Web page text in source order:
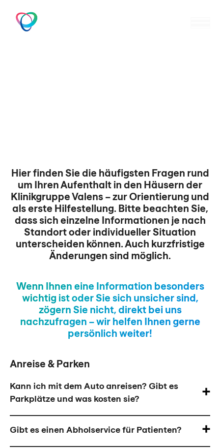
Inhalt
springen
Hier finden Sie die häufigsten Fragen rund
um Ihren Aufenthalt in den Häusern der
Klinikgruppe Valens – zur Orientierung und
als erste Hilfestellung. Bitte beachten Sie,
dass sich einzelne Informationen je nach
Standort oder individueller Situation
unterscheiden können. Auch kurzfristige
Änderungen sind möglich.
Wenn Ihnen eine Information besonders
wichtig ist oder Sie sich unsicher sind,
zögern Sie nicht, direkt bei uns
nachzufragen – wir helfen Ihnen gerne
persönlich weiter!
Anreise & Parken
Kann ich mit dem Auto anreisen? Gibt es
Parkplätze und was kosten sie?
Gibt es einen Abholservice für Patienten?